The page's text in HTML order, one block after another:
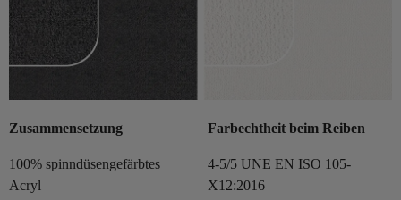
Zusammensetzung
100% spinndüsengefärbtes
Acryl
Farbechtheit beim Reiben
4-5/5 UNE EN ISO 105-
X12:2016